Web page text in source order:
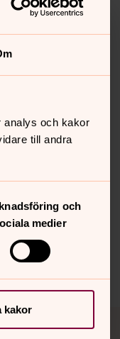
analys och kakor
till andra
och
medier
kakor